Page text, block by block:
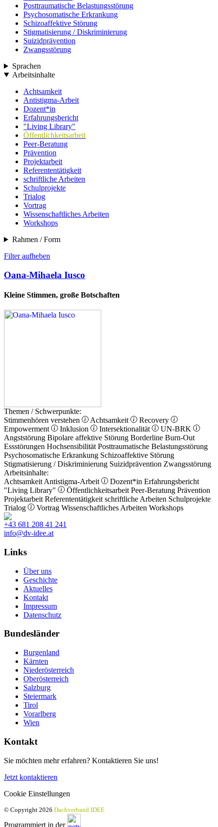
Posttraumatische Belastungsstörung
Psychosomatische Erkrankung
Schizoaffektive Störung
Stigmatisierung / Diskriminierung
Suizidprävention
Zwangsstörung
Sprachen
Arbeitsinhalte
Achtsamkeit
Antistigma-Arbeit
Dozent*in
Erfahrungsbericht
"Living Library"
Öffentlichkeitsarbeit
Peer-Beratung
Prävention
Projektarbeit
Referententätigkeit
schriftliche Arbeiten
Schulprojekte
Trialog
Vortrag
Wissenschaftliches Arbeiten
Workshops
Rahmen / Form
Filter aufheben
Oana-Mihaela Iusco
Kleine Stimmen, große Botschaften
Themen / Schwerpunkte:
Stimmenhören verstehen
Achtsamkeit
Recovery
Empowerment
Inklusion Intersektionalität
UN-BRK
Angststörung Bipolare affektive Störung Borderline Burn-Out
Essstörungen Hochsensibilität Posttraumatische Belastungsstörung
Psychosomatische Erkrankung Schizoaffektive Störung
Stigmatisierung / Diskriminierung Suizidprävention Zwangsstörung
Arbeitsinhalte:
Achtsamkeit Antistigma-Arbeit Dozent*in Erfahrungsbericht
"Living Library"
Öffentlichkeitsarbeit Peer-Beratung Prävention
Projektarbeit Referententätigkeit schriftliche Arbeiten Schulprojekte
Trialog
Vortrag Wissenschaftliches Arbeiten Workshops
+43 681 208 41 241
info@dv-idee.at
Links
Über uns
Geschichte
Aktuelles
Kontakt
Impressum
Datenschutz
Bundesländer
Burgenland
Kärnten
Niederösterreich
Oberösterreich
Salzburg
Steiermark
Tirol
Vorarlberg
Wien
Kontakt
Sie möchten mehr erfahren? Kontaktieren Sie uns!
Jetzt kontaktieren
Cookie Einstellungen
© Copyright 2026 Dachverband IDEE
Programmiert in der